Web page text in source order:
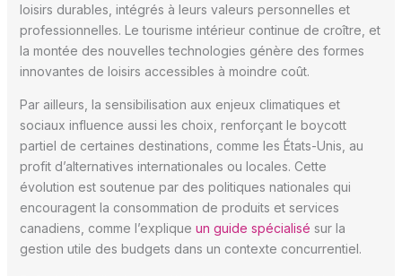
loisirs durables, intégrés à leurs valeurs personnelles et
professionnelles. Le tourisme intérieur continue de croître, et
la montée des nouvelles technologies génère des formes
innovantes de loisirs accessibles à moindre coût.
Par ailleurs, la sensibilisation aux enjeux climatiques et
sociaux influence aussi les choix, renforçant le boycott
partiel de certaines destinations, comme les États-Unis, au
profit d’alternatives internationales ou locales. Cette
évolution est soutenue par des politiques nationales qui
encouragent la consommation de produits et services
canadiens, comme l’explique un guide spécialisé sur la
gestion utile des budgets dans un contexte concurrentiel.